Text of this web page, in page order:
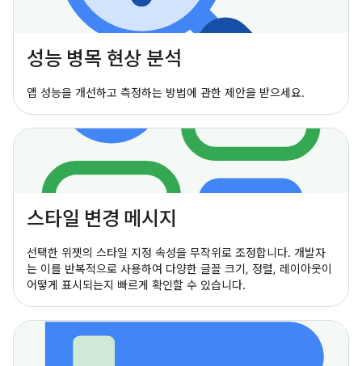
성능 병목 현상 분석
앱 성능을 개선하고 측정하는 방법에 관한 제안을 받으세요.
스타일 변경 메시지
선택한 위젯의 스타일 지정 속성을 무작위로 조정합니다. 개발자
는 이를 반복적으로 사용하여 다양한 글꼴 크기, 정렬, 레이아웃이
어떻게 표시되는지 빠르게 확인할 수 있습니다.